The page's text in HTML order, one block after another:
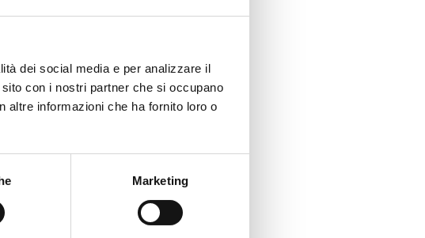
dei social media e per analizzare il
con i nostri partner che si occupano
altre informazioni che ha fornito loro o
Marketing